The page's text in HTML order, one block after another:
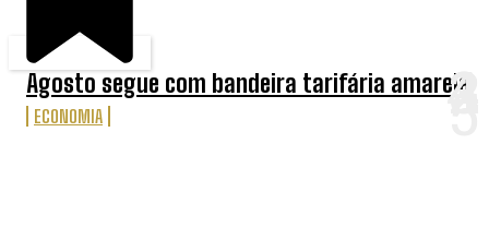
Agosto segue com bandeira tarifária amarela
ECONOMIA